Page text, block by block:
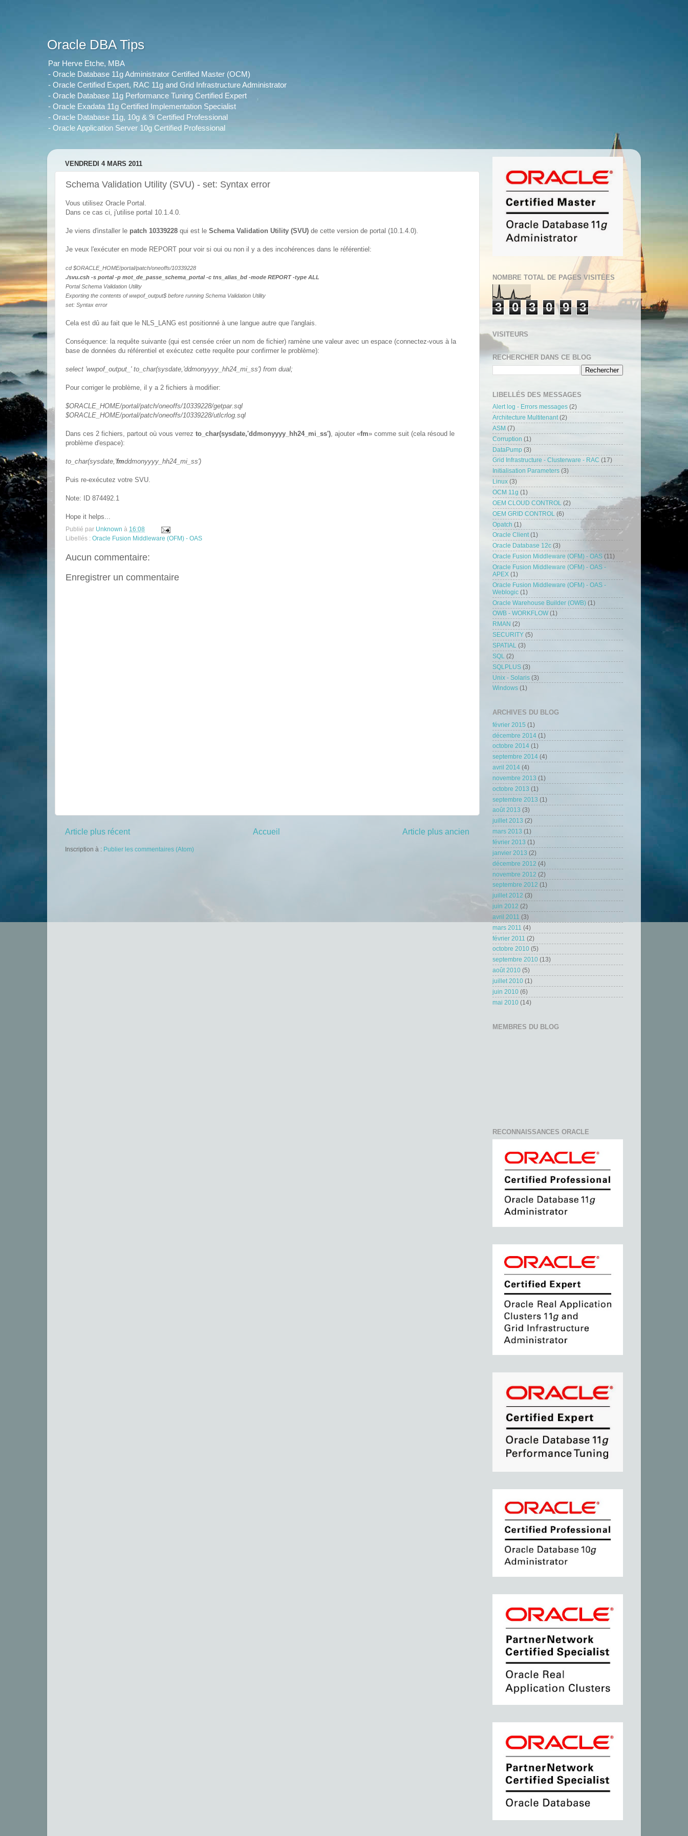
Oracle DBA Tips
Par Herve Etche, MBA
- Oracle Database 11g Administrator Certified Master (OCM)
- Oracle Certified Expert, RAC 11g and Grid Infrastructure Administrator
- Oracle Database 11g Performance Tuning Certified Expert
- Oracle Exadata 11g Certified Implementation Specialist
- Oracle Database 11g, 10g & 9i Certified Professional
- Oracle Application Server 10g Certified Professional
VENDREDI 4 MARS 2011
Schema Validation Utility (SVU) - set: Syntax error
Vous utilisez Oracle Portal.
Dans ce cas ci, j'utilise portal 10.1.4.0.
Je viens d'installer le patch 10339228 qui est le Schema Validation Utility (SVU) de cette version de portal (10.1.4.0).
Je veux l'exécuter en mode REPORT pour voir si oui ou non il y a des incohérences dans le référentiel:
cd $ORACLE_HOME/portal/patch/oneoffs/10339228
./svu.csh -s portal -p mot_de_passe_schema_portal -c tns_alias_bd -mode REPORT -type ALL
Portal Schema Validation Utility
Exporting the contents of wwpof_output$ before running Schema Validation Utility
set: Syntax error
Cela est dû au fait que le NLS_LANG est positionné à une langue autre que l'anglais.
Conséquence: la requête suivante (qui est censée créer un nom de fichier) ramène une valeur avec un espace (connectez-vous à la
base de données du référentiel et exécutez cette requête pour confirmer le problème):
select 'wwpof_output_' to_char(sysdate,'ddmonyyyy_hh24_mi_ss') from dual;
Pour corriger le problème, il y a 2 fichiers à modifier:
$ORACLE_HOME/portal/patch/oneoffs/10339228/getpar.sql
$ORACLE_HOME/portal/patch/oneoffs/10339228/utlcrlog.sql
Dans ces 2 fichiers, partout où vous verrez to_char(sysdate,'ddmonyyyy_hh24_mi_ss'), ajouter «fm» comme suit (cela résoud le
problème d'espace):
to_char(sysdate,'fmddmonyyyy_hh24_mi_ss')
Puis re-exécutez votre SVU.
Note: ID 874492.1
Hope it helps...
Publié par Unknown à 16:08
Libellés : Oracle Fusion Middleware (OFM) - OAS
Aucun commentaire:
Enregistrer un commentaire
Article plus récent Article plus ancien
Accueil
Inscription à : Publier les commentaires (Atom)
NOMBRE TOTAL DE PAGES VISITÉES
3 0 3 0 9 3
VISITEURS
RECHERCHER DANS CE BLOG
LIBELLÉS DES MESSAGES
Alert log - Errors messages (2)
Architecture Multitenant (2)
ASM (7)
Corruption (1)
DataPump (3)
Grid Infrastructure - Clusterware - RAC (17)
Initialisation Parameters (3)
Linux (3)
OCM 11g (1)
OEM CLOUD CONTROL
(2)
OEM GRID CONTROL
(6)
Opatch (1)
Oracle Client (1)
Oracle Database 12c (3)
Oracle Fusion Middleware (OFM) - OAS (11)
Oracle Fusion Middleware (OFM) - OAS -
APEX (1)
Oracle Fusion Middleware (OFM) - OAS -
Weblogic (1)
Oracle Warehouse Builder (OWB) (1)
OWB - WORKFLOW (1)
RMAN (2)
SECURITY (5)
SPATIAL
(3)
SQL
(2)
SQLPLUS (3)
Unix - Solaris (3)
Windows (1)
ARCHIVES DU BLOG
février 2015 (1)
décembre 2014 (1)
octobre 2014 (1)
septembre 2014 (4)
avril 2014 (4)
novembre 2013 (1)
octobre 2013 (1)
septembre 2013 (1)
août 2013 (3)
juillet 2013 (2)
mars 2013 (1)
février 2013 (1)
janvier 2013 (2)
décembre 2012 (4)
novembre 2012 (2)
septembre 2012 (1)
juillet 2012 (3)
juin 2012 (2)
avril 2011 (3)
mars 2011 (4)
février 2011 (2)
octobre 2010 (5)
septembre 2010 (13)
août 2010 (5)
juillet 2010 (1)
juin 2010 (6)
mai 2010 (14)
MEMBRES DU BLOG
RECONNAISSANCES ORACLE